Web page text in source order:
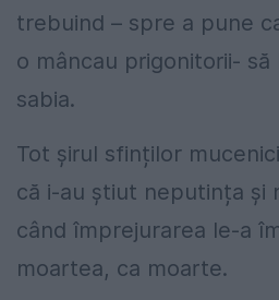
trebuind – spre a pune
o mâncau prigonitorii-
sabia.
Tot șirul sfinților
că i-au știut neputința și
când împrejurarea le-a
moartea, ca moarte.